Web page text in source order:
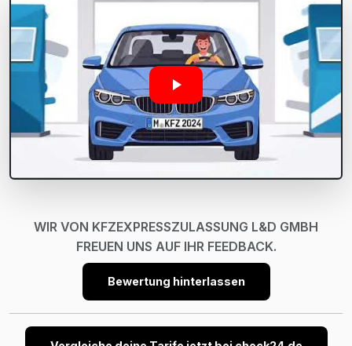
WIR VON KFZEXPRESSZULASSUNG L&D GMBH
FREUEN UNS AUF IHR FEEDBACK.
Bewertung hinterlassen